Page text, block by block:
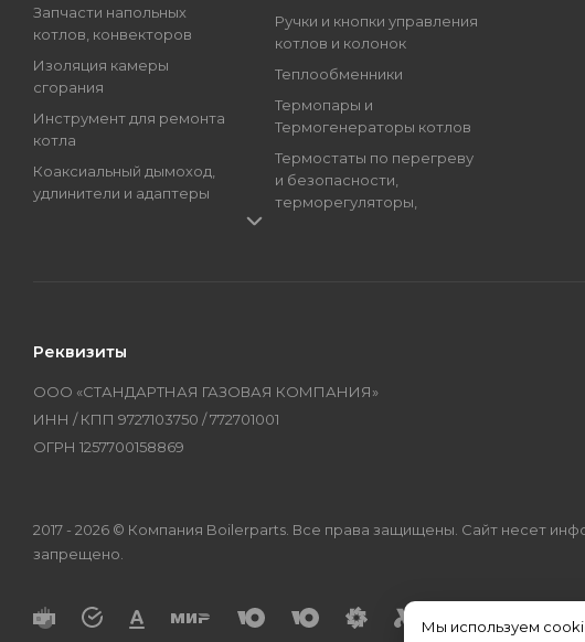
Мы используем
Запчасти напольных
котлов, конвекторов
Изоляция камеры
сгорания
Инструмент для ремонта
котла
Коаксиальный дымоход,
удлинители и адаптеры
и термоманометры
Ручки и кнопки управления
котлов и колонок
Теплообменники
Термопары и
Термогенераторы котлов
Термостаты по перегреву
и безопасности,
терморегуляторы,
Бренды
Реквизиты
ООО «СТАНДАРТНАЯ ГАЗОВАЯ КОМПАНИЯ»
ИНН / КПП 9727103750 / 772701001
ОГРН 1257700158869
2017 - 2026 © Компания Boilerparts. Все права защищены. Сайт несет
запрещено.